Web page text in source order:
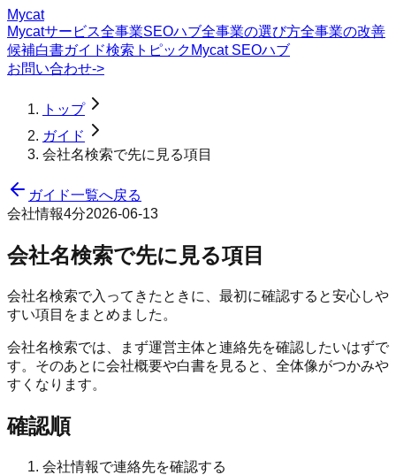
Mycat
Mycatサービス全事業SEOハブ全事業の選び方全事業の改善
候補白書ガイド検索トピック Mycat SEOハブ
お問い合わせ->
トップ
ガイド
会社名検索で先に見る項目
ガイド一覧へ戻る
会社情報4分2026-06-13
会社名検索で先に見る項目
会社名検索で入ってきたときに、最初に確認すると安心しや
すい項目をまとめました。
会社名検索では、まず運営主体と連絡先を確認したいはずで
す。そのあとに会社概要や白書を見ると、全体像がつかみや
すくなります。
確認順
会社情報で連絡先を確認する